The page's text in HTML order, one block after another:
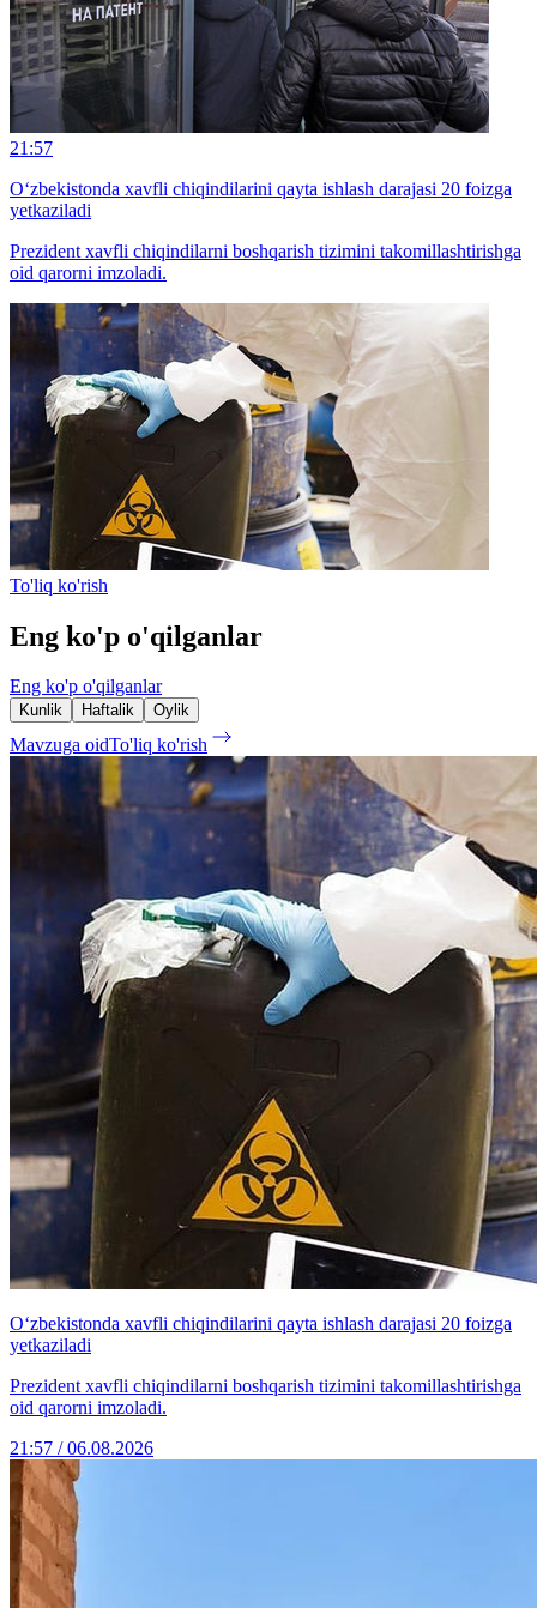
21:57
O‘zbekistonda xavfli chiqindilarini qayta ishlash darajasi 20 foizga
yetkaziladi
Prezident xavfli chiqindilarni boshqarish tizimini takomillashtirishga
oid qarorni imzoladi.
To'liq ko'rish
Eng ko'p o'qilganlar
Eng ko'p o'qilganlar
Kunlik Haftalik Oylik
Mavzuga oidTo'liq ko'rish
O‘zbekistonda xavfli chiqindilarini qayta ishlash darajasi 20 foizga
yetkaziladi
Prezident xavfli chiqindilarni boshqarish tizimini takomillashtirishga
oid qarorni imzoladi.
21:57 / 06.08.2026